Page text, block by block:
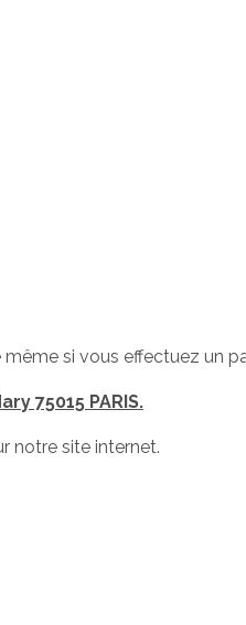
si vous effectuez un
75015 PARIS.
notre site internet.